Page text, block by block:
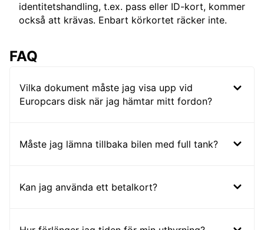
identitetshandling, t.ex. pass eller ID-kort, kommer
också att krävas. Enbart körkortet räcker inte.
FAQ
Vilka dokument måste jag visa upp vid
Europcars disk när jag hämtar mitt fordon?
Måste jag lämna tillbaka bilen med full tank?
Kan jag använda ett betalkort?